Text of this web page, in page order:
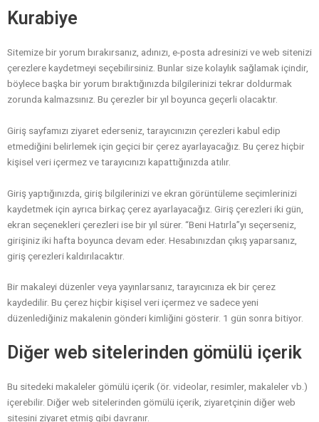
Kurabiye
Sitemize bir yorum bırakırsanız, adınızı, e-posta adresinizi ve web sitenizi
çerezlere kaydetmeyi seçebilirsiniz. Bunlar size kolaylık sağlamak içindir,
böylece başka bir yorum bıraktığınızda bilgilerinizi tekrar doldurmak
zorunda kalmazsınız. Bu çerezler bir yıl boyunca geçerli olacaktır.
Giriş sayfamızı ziyaret ederseniz, tarayıcınızın çerezleri kabul edip
etmediğini belirlemek için geçici bir çerez ayarlayacağız. Bu çerez hiçbir
kişisel veri içermez ve tarayıcınızı kapattığınızda atılır.
Giriş yaptığınızda, giriş bilgilerinizi ve ekran görüntüleme seçimlerinizi
kaydetmek için ayrıca birkaç çerez ayarlayacağız. Giriş çerezleri iki gün,
ekran seçenekleri çerezleri ise bir yıl sürer. “Beni Hatırla”yı seçerseniz,
girişiniz iki hafta boyunca devam eder. Hesabınızdan çıkış yaparsanız,
giriş çerezleri kaldırılacaktır.
Bir makaleyi düzenler veya yayınlarsanız, tarayıcınıza ek bir çerez
kaydedilir. Bu çerez hiçbir kişisel veri içermez ve sadece yeni
düzenlediğiniz makalenin gönderi kimliğini gösterir. 1 gün sonra bitiyor.
Diğer web sitelerinden gömülü içerik
Bu sitedeki makaleler gömülü içerik (ör. videolar, resimler, makaleler vb.)
içerebilir. Diğer web sitelerinden gömülü içerik, ziyaretçinin diğer web
sitesini ziyaret etmiş gibi davranır.